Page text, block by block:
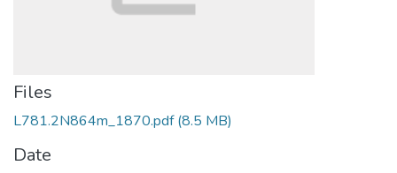
Files
L781.2N864m_1870.pdf(8.5 MB)
Date